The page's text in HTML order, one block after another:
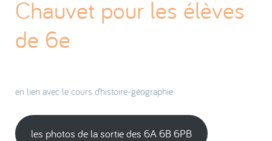
Chauvet pour les élèves
de 6e
en lien avec le cours d’histoire-géographie
les photos de la sortie des 6A 6B 6PB